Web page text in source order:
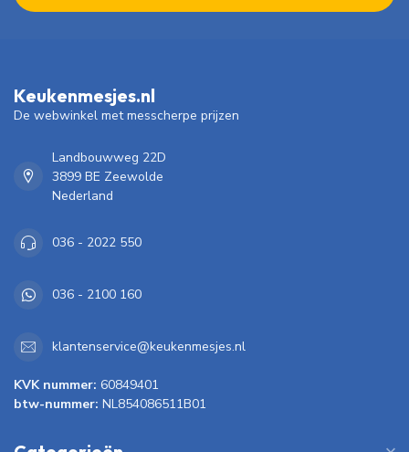
Keukenmesjes.nl
De webwinkel met messcherpe prijzen
Landbouwweg 22D
3899 BE Zeewolde
Nederland
036 - 2022 550
036 - 2100 160
klantenservice@keukenmesjes.nl
KVK nummer: 60849401
btw-nummer: NL854086511B01